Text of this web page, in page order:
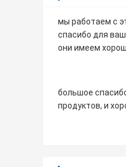
мы работаем с
спасибо для
они имеем
большое
продуктов, и